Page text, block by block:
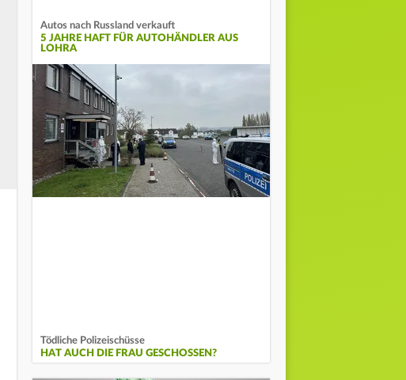
Autos nach Russland verkauft
5 JAHRE HAFT FÜR AUTOHÄNDLER AUS
LOHRA
Tödliche Polizeischüsse
HAT AUCH DIE FRAU GESCHOSSEN?